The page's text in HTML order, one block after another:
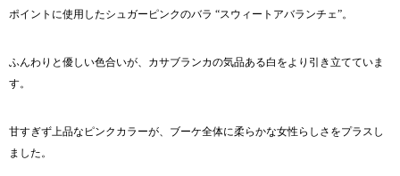
ポイントに使用したシュガーピンクのバラ “スウィートアバランチェ”。
ふんわりと優しい色合いが、カサブランカの気品ある白をより引き立てていま
す。
甘すぎず上品なピンクカラーが、ブーケ全体に柔らかな女性らしさをプラスし
ました。